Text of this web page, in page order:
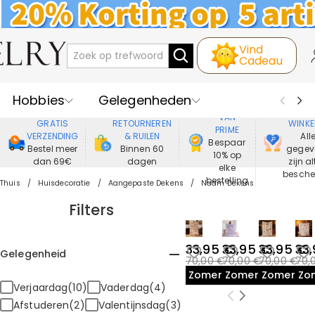
Vind
Cadeau
Hobbies
Gelegenheden
Recipienten
Best Verkochte
Nieuwe
Juwelen
Wonen&Leven
GRATIS
VERZENDING
Bestel meer
dan 69€
RETOURNEREN
& RUILEN
Binnen 60
dagen
VAN
PRIME
Bespaar
10% op
elke
bestelling
Alle
zijn
Thuis Huisdecoratie Aangepaste Dekens Naam Dekens
Filters
Gelegenheid
Verjaardag(10)
Vaderdag(4)
Afstuderen(2)
Valentijnsdag(3)
33,95 €
70,00 €
Zomeruitverkoop
33,95 €
70,00 €
Zomeruitverkoop
33,95 €
70,00 €